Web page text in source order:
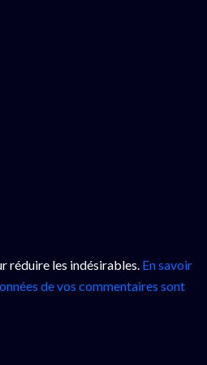
réduire les indésirables. En savoir
de vos commentaires sont